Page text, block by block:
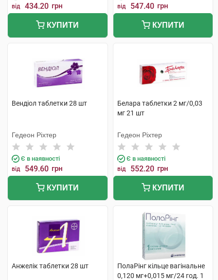
від 434.20 грн
КУПИТИ
від 547.40 грн
КУПИТИ
Вендіол таблетки 28 шт
Гедеон Ріхтер
Є в наявності
від 549.60 грн
КУПИТИ
Белара таблетки 2 мг/0,03
мг 21 шт
Гедеон Ріхтер
Є в наявності
від 552.20 грн
КУПИТИ
Анжелік таблетки 28 шт
ПолаРінг кільце вагінальне
0,120 мг+0,015 мг/24 год. 1